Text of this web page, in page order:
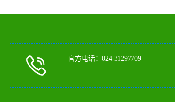
官方电话：024-31297709